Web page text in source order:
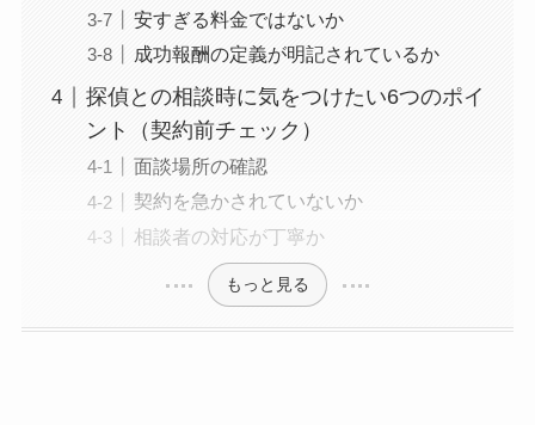
安すぎる料金ではないか
成功報酬の定義が明記されているか
探偵との相談時に気をつけたい6つのポイ
ント（契約前チェック）
面談場所の確認
契約を急かされていないか
相談者の対応が丁寧か
もっと見る